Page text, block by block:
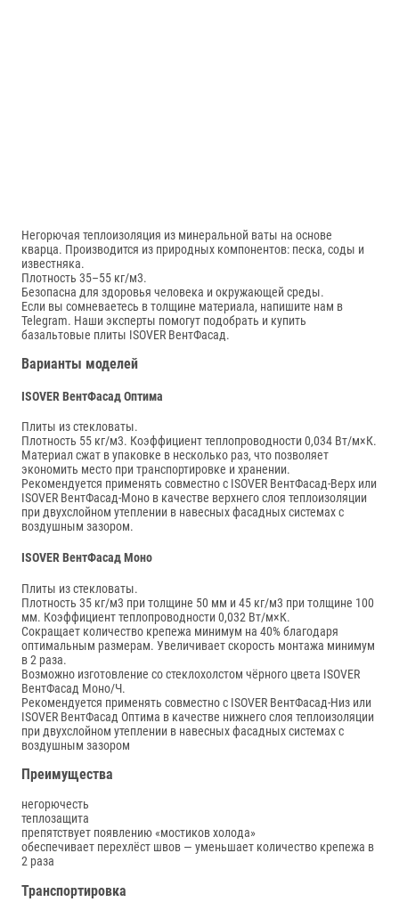
Негорючая теплоизоляция из минеральной ваты на основе
кварца. Производится из природных компонентов: песка, соды и
известняка.
Плотность 35–55 кг/м3.
Безопасна для здоровья человека и окружающей среды.
Если вы сомневаетесь в толщине материала, напишите нам в
Telegram. Наши эксперты помогут подобрать и купить
базальтовые плиты ISOVER ВентФасад.
Варианты моделей
ISOVER ВентФасад Оптима
Плиты из стекловаты.
Плотность 55 кг/м3. Коэффициент теплопроводности 0,034 Вт/м×К.
Материал сжат в упаковке в несколько раз, что позволяет
экономить место при транспортировке и хранении.
Рекомендуется применять совместно с ISOVER ВентФасад-Верх или
ISOVER ВентФасад-Моно в качестве верхнего слоя теплоизоляции
при двухслойном утеплении в навесных фасадных системах с
воздушным зазором.
ISOVER ВентФасад Моно
Плиты из стекловаты.
Плотность 35 кг/м3 при толщине 50 мм и 45 кг/м3 при толщине 100
мм. Коэффициент теплопроводности 0,032 Вт/м×К.
Сокращает количество крепежа минимум на 40% благодаря
оптимальным размерам. Увеличивает скорость монтажа минимум
в 2 раза.
Возможно изготовление со стеклохолстом чёрного цвета ISOVER
ВентФасад Моно/Ч.
Рекомендуется применять совместно с ISOVER ВентФасад-Низ или
ISOVER ВентФасад Оптима в качестве нижнего слоя теплоизоляции
при двухслойном утеплении в навесных фасадных системах с
воздушным зазором
Преимущества
негорючесть
теплозащита
препятствует появлению «мостиков холода»
обеспечивает перехлёст швов — уменьшает количество крепежа в
2 раза
Транспортировка